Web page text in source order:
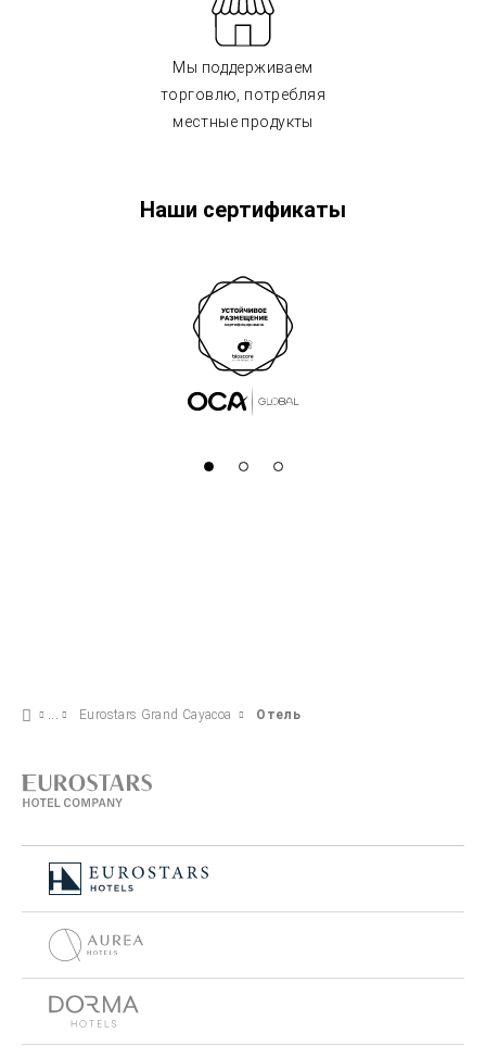
Мы поддерживаем
торговлю, потребляя
местные продукты
Наши сертификаты
Eurostars Grand Cayacoa Отель